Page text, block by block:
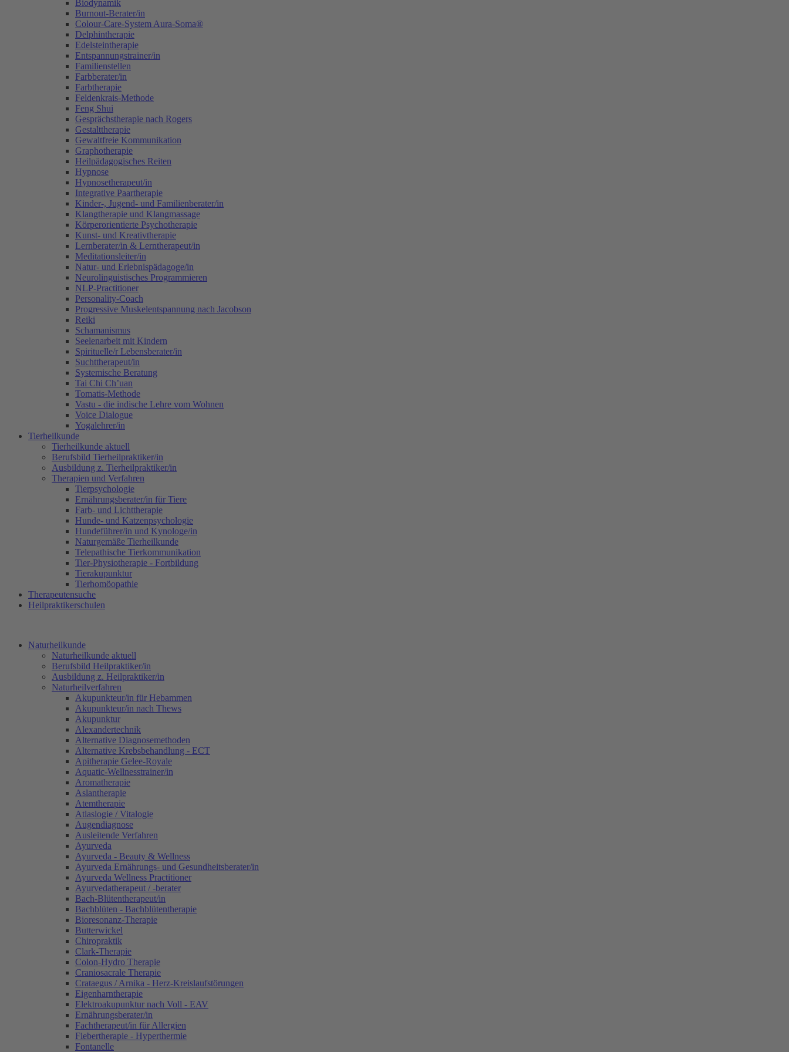
Biodynamik
Burnout-Berater/in
Colour-Care-System Aura-Soma®
Delphintherapie
Edelsteintherapie
Entspannungstrainer/in
Familienstellen
Farbberater/in
Farbtherapie
Feldenkrais-Methode
Feng Shui
Gesprächstherapie nach Rogers
Gestalttherapie
Gewaltfreie Kommunikation
Graphotherapie
Heilpädagogisches Reiten
Hypnose
Hypnosetherapeut/in
Integrative Paartherapie
Kinder-, Jugend- und Familienberater/in
Klangtherapie und Klangmassage
Körperorientierte Psychotherapie
Kunst- und Kreativtherapie
Lernberater/in & Lerntherapeut/in
Meditationsleiter/in
Natur- und Erlebnispädagoge/in
Neurolinguistisches Programmieren
NLP-Practitioner
Personality-Coach
Progressive Muskelentspannung nach Jacobson
Reiki
Schamanismus
Seelenarbeit mit Kindern
Spirituelle/r Lebensberater/in
Suchttherapeut/in
Systemische Beratung
Tai Chi Ch’uan
Tomatis-Methode
Vastu - die indische Lehre vom Wohnen
Voice Dialogue
Yogalehrer/in
Tierheilkunde
Tierheilkunde aktuell
Berufsbild Tierheilpraktiker/in
Ausbildung z. Tierheilpraktiker/in
Therapien und Verfahren
Tierpsychologie
Ernährungsberater/in für Tiere
Farb- und Lichttherapie
Hunde- und Katzenpsychologie
Hundeführer/in und Kynologe/in
Naturgemäße Tierheilkunde
Telepathische Tierkommunikation
Tier-Physiotherapie - Fortbildung
Tierakupunktur
Tierhomöopathie
Therapeutensuche
Heilpraktikerschulen
Naturheilkunde
Naturheilkunde aktuell
Berufsbild Heilpraktiker/in
Ausbildung z. Heilpraktiker/in
Naturheilverfahren
Akupunkteur/in für Hebammen
Akupunkteur/in nach Thews
Akupunktur
Alexandertechnik
Alternative Diagnosemethoden
Alternative Krebsbehandlung - ECT
Apitherapie Gelee-Royale
Aquatic-Wellnesstrainer/in
Aromatherapie
Aslantherapie
Atemtherapie
Atlaslogie / Vitalogie
Augendiagnose
Ausleitende Verfahren
Ayurveda
Ayurveda - Beauty & Wellness
Ayurveda Ernährungs- und Gesundheitsberater/in
Ayurveda Wellness Practitioner
Ayurvedatherapeut / -berater
Bach-Blütentherapeut/in
Bachblüten - Bachblütentherapie
Bioresonanz-Therapie
Butterwickel
Chiropraktik
Clark-Therapie
Colon-Hydro Therapie
Craniosacrale Therapie
Crataegus / Arnika - Herz-Kreislaufstörungen
Eigenharntherapie
Elektroakupunktur nach Voll - EAV
Ernährungsberater/in
Fachtherapeut/in für Allergien
Fiebertherapie - Hyperthermie
Fontanelle